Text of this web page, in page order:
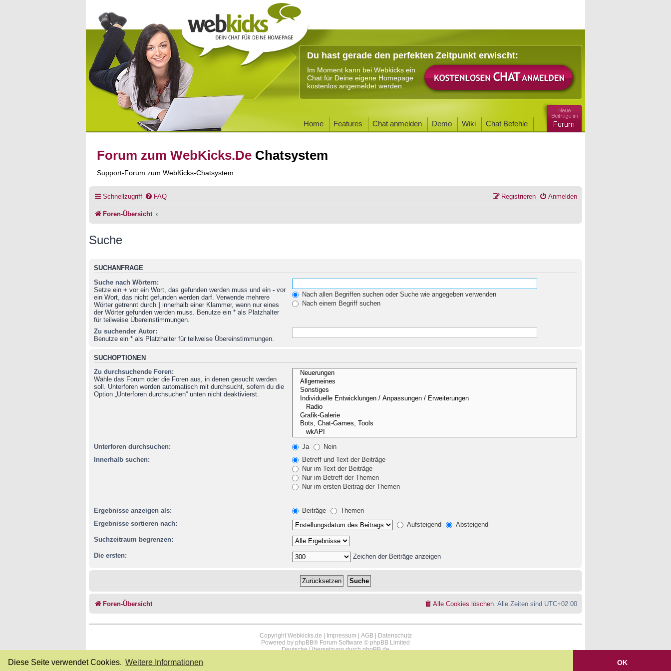
Diese Seite verwendet Cookies. Weitere Informationen OK
Du hast gerade den perfekten Zeitpunkt erwischt:
Im Moment kann bei Webkicks ein
Chat für Deine eigene Homepage
kostenlos angemeldet werden.
Home Features Chat anmelden Demo Wiki Chat Befehle
Forum zum WebKicks.De Chatsystem
Support-Forum zum WebKicks-Chatsystem
Schnellzugriff FAQ Anmelden
Registrieren
Foren-Übersicht
Suche
SUCHANFRAGE
Suche nach Wörtern:
Setze ein + vor ein Wort, das gefunden werden muss und ein - vor
ein Wort, das nicht gefunden werden darf. Verwende mehrere
Wörter getrennt durch
innerhalb einer Klammer, wenn nur eines
der Wörter gefunden werden muss. Benutze ein * als Platzhalter
für teilweise Übereinstimmungen.
Nach allen Begriffen suchen oder Suche wie angegeben verwenden
Nach einem Begriff suchen
Zu suchender Autor:
Benutze ein * als Platzhalter für teilweise Übereinstimmungen.
SUCHOPTIONEN
Zu durchsuchende Foren:
Wähle das Forum oder die Foren aus, in denen gesucht werden
soll. Unterforen werden automatisch mit durchsucht, sofern du die
Option „Unterforen durchsuchen“ unten nicht deaktivierst.
Unterforen durchsuchen: Ja
Nein
Innerhalb suchen:
Betreff und Text der Beiträge
Nur im Text der Beiträge
Nur im Betreff der Themen
Nur im ersten Beitrag der Themen
Ergebnisse anzeigen als: Beiträge
Themen
Ergebnisse sortieren nach:
Aufsteigend Absteigend
Suchzeitraum begrenzen:
Die ersten: Zeichen der Beiträge anzeigen
Foren-Übersicht Alle Zeiten sind UTC+02:00
Alle Cookies löschen
Copyright Webkicks.de | Impressum AGB|
Datenschutz
Powered by phpBB® Forum Software © phpBB Limited
Deutsche Übersetzung durchphpBB.de